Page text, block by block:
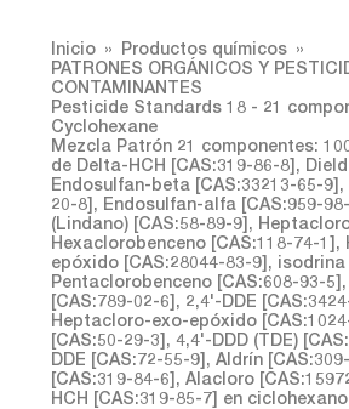
Inicio
Productos químicos
PATRONES ORGÁNICOS Y
CONTAMINANTES
Pesticide Standards 18 - 21
Cyclohexane
Mezcla Patrón 21 componentes:
de Delta-HCH [CAS:319-86-8],
Endosulfan-beta [CAS:33213-65-9],
20-8], Endosulfan-alfa [CAS:959-
(Lindano) [CAS:58-89-9],
Hexaclorobenceno [CAS:118-74-
epóxido [CAS:28044-83-9], isodrina
Pentaclorobenceno [CAS:608-93-
[CAS:789-02-6], 2,4'-DDE
Heptacloro-exo-epóxido
[CAS:50-29-3], 4,4'-DDD (TDE)
DDE [CAS:72-55-9], Aldrín
[CAS:319-84-6], Alacloro
HCH [CAS:319-85-7] en ciclohexano